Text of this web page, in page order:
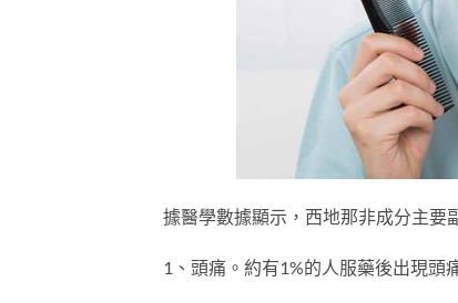
據醫學數據顯示，西地那非成分主要
1、頭痛。約有1%的人服藥後出現頭